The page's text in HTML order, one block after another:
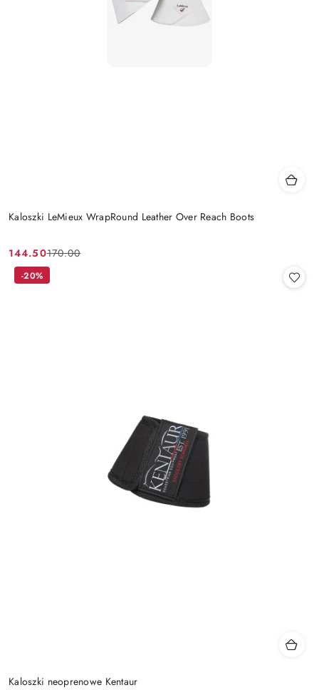
Kaloszki LeMieux WrapRound Leather Over Reach Boots
Cena
promocyjna:
144.50
Cena
przed
170.00
Kaloszki neoprenowe Kentaur
-20%